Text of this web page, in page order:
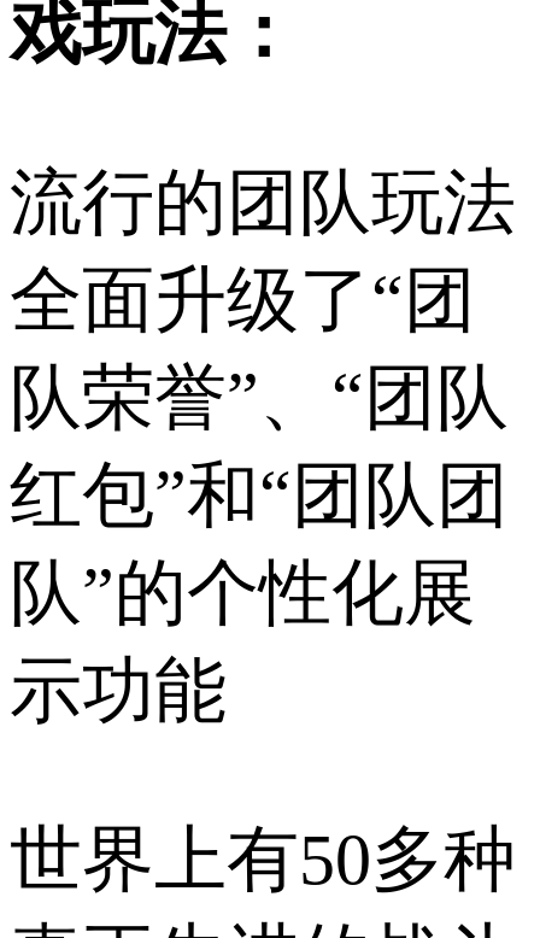
戏玩法：
流行的团队玩法
全面升级了“团
队荣誉”、“团队
红包”和“团队团
队”的个性化展
示功能
世界上有50多种